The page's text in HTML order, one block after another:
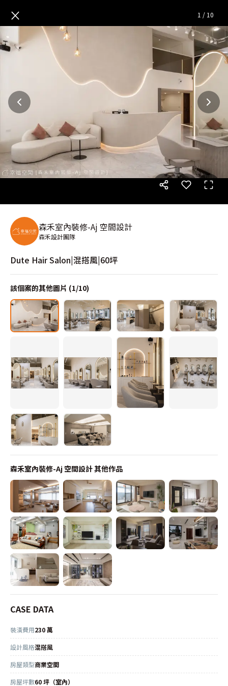
Dute Hair Salon|混搭風|60坪
× 1 / 10
森禾室內裝修-Aj 空間設計
森禾設計團隊
Dute Hair Salon|混搭風|60坪
該個案的其他圖片 (1/10)
森禾室內裝修-Aj 空間設計其他作品
CASE DATA
裝潢費用230 萬
設計風格混搭風
房屋類型商業空間
房屋坪數60 坪（室內）